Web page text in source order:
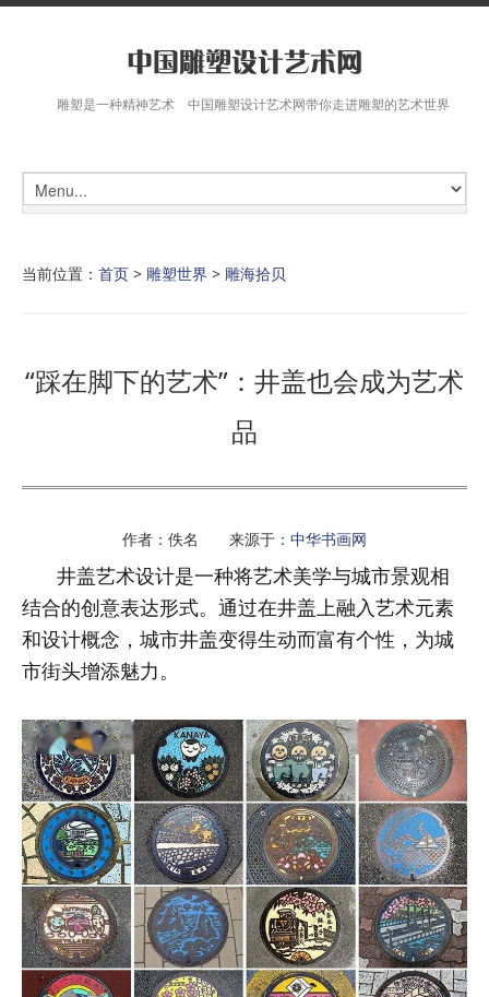
雕塑是一种精神艺术 中国雕塑设计艺术网带你走进雕塑的艺术世界
当前位置： 首页 > 雕塑世界 > 雕海拾贝
“踩在脚下的艺术”：井盖也会成为艺术
品
作者：佚名 来源于： 中华书画网
井盖艺术设计是一种将艺术美学与城市景观相
结合的创意表达形式。通过在井盖上融入艺术元素
和设计概念，城市井盖变得生动而富有个性，为城
市街头增添魅力。